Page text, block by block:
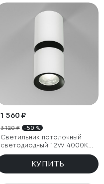
1 560 ₽
3 120 ₽ - 50 %
Светильник потолочный
светодиодный 12W 4000К
белый/чёрный
КУПИТЬ